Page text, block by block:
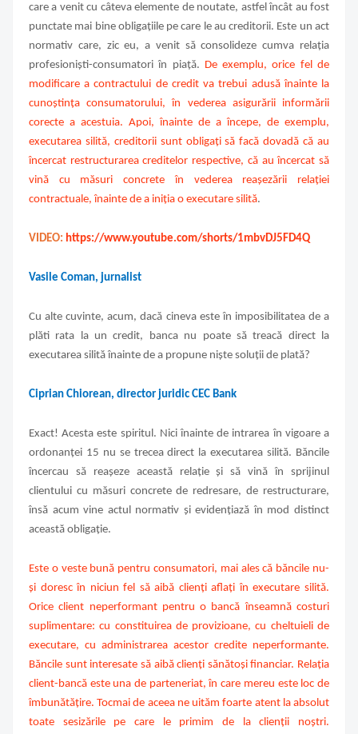
care a venit cu câteva elemente de noutate, astfel încât au fost
punctate mai bine obligațiile pe care le au creditorii. Este un act
normativ care, zic eu, a venit să consolideze cumva relația
profesioniști-consumatori în piață. De exemplu, orice fel de
modificare a contractului de credit va trebui adusă înainte la
cunoștința consumatorului, în vederea asigurării informării
corecte a acestuia. Apoi, înainte de a începe, de exemplu,
executarea silită, creditorii sunt obligați să facă dovadă că au
încercat restructurarea creditelor respective, că au încercat să
vină cu măsuri concrete în vederea reașezării relației
contractuale, înainte de a iniția o executare silită.
VIDEO: https://www.youtube.com/shorts/1mbvDJ5FD4Q
Vasile Coman, jurnalist
Cu alte cuvinte, acum, dacă cineva este în imposibilitatea de a
plăti rata la un credit, banca nu poate să treacă direct la
executarea silită înainte de a propune niște soluții de plată?
Ciprian Chiorean, director juridic CEC Bank
Exact! Acesta este spiritul. Nici înainte de intrarea în vigoare a
ordonanței 15 nu se trecea direct la executarea silită. Băncile
încercau să reașeze această relație și să vină în sprijinul
clientului cu măsuri concrete de redresare, de restructurare,
însă acum vine actul normativ și evidențiază în mod distinct
această obligație.
Este o veste bună pentru consumatori, mai ales că băncile nu-
și doresc în niciun fel să aibă clienți aflați în executare silită.
Orice client neperformant pentru o bancă înseamnă costuri
suplimentare: cu constituirea de provizioane, cu cheltuieli de
executare, cu administrarea acestor credite neperformante.
Băncile sunt interesate să aibă clienți sănătoși financiar. Relația
client-bancă este una de parteneriat, în care mereu este loc de
îmbunătățire. Tocmai de aceea ne uităm foarte atent la absolut
toate sesizările pe care le primim de la clienții noștri.